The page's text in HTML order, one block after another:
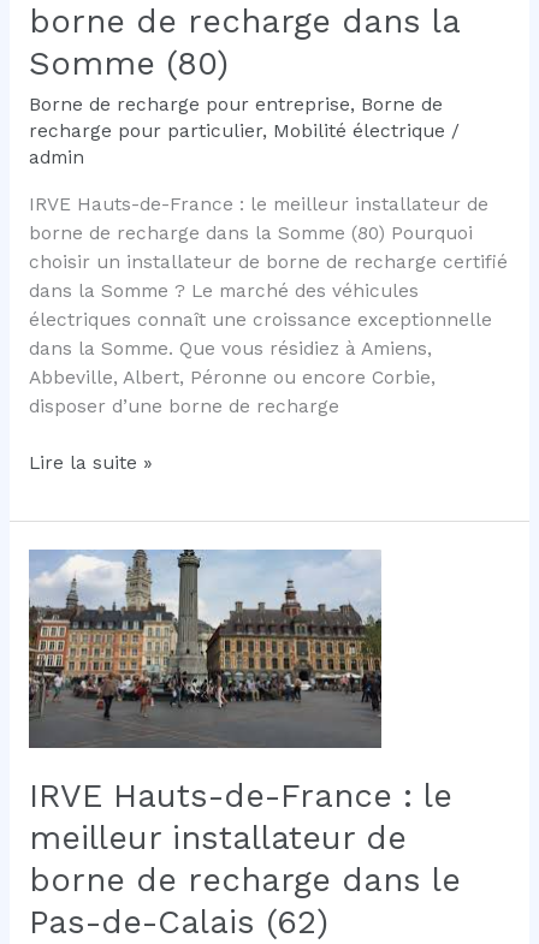
borne de recharge dans la
Somme (80)
Borne de recharge pour entreprise, Borne de
recharge pour particulier, Mobilité électrique /
admin
IRVE Hauts-de-France : le meilleur installateur de
borne de recharge dans la Somme (80) Pourquoi
choisir un installateur de borne de recharge certifié
dans la Somme ? Le marché des véhicules
électriques connaît une croissance exceptionnelle
dans la Somme. Que vous résidiez à Amiens,
Abbeville, Albert, Péronne ou encore Corbie,
disposer d’une borne de recharge
IRVE
de-
France
:
le
meilleur
installateur
de
borne
de
dans
la
Somme
(80)
Lire la suite »
IRVE Hauts-de-France : le
meilleur installateur de
borne de recharge dans le
Pas-de-Calais (62)